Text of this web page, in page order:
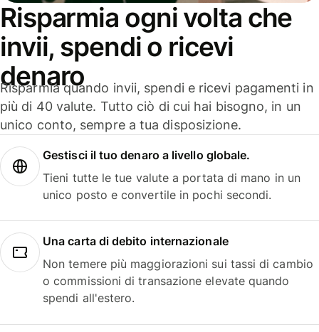
Risparmia ogni volta che
invii, spendi o ricevi
denaro
Risparmia quando invii, spendi e ricevi pagamenti in
più di 40 valute. Tutto ciò di cui hai bisogno, in un
unico conto, sempre a tua disposizione.
Gestisci il tuo denaro a livello globale.
Tieni tutte le tue valute a portata di mano in un
unico posto e convertile in pochi secondi.
Una carta di debito internazionale
Non temere più maggiorazioni sui tassi di cambio
o commissioni di transazione elevate quando
spendi all'estero.